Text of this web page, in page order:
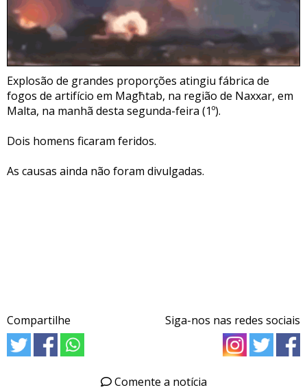
Explosão de grandes proporções atingiu fábrica de
fogos de artifício em Magħtab, na região de Naxxar, em
Malta, na manhã desta segunda-feira (1º).
Dois homens ficaram feridos.
As causas ainda não foram divulgadas.
Compartilhe Siga-nos nas redes sociais
Comente a notícia